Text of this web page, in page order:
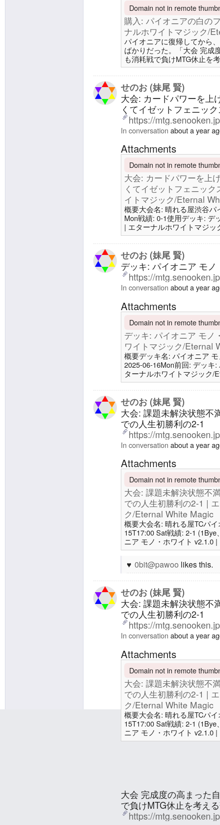
Domain not in remote
購入: パイオニアの白の
ナルホワイトマジック/
パイオニアに復帰してから
ばかりだった。「大会 完成
も消耗戦で負けMTG休止を
マジック/Eternal White
ア環境で標準になった。こ
強いカードと、そのパワー
た。パイオニアの白でめち
せのお (妹尾 賢)
大会: カードパワーを上
くてイゼットフェニッ
https://
In conversation about a year
Attachments
Domain not in remote
大会: カードパワーを上
くてイゼットフェニッ
イトマジック/Eternal
概要大会名: 晴れる屋渋谷パ
Mon戦績: 0-1使用デッキ: デ
| エターナルホワイトマジッ
未解決状態不満デッキで機
仕事の午後半休で帰りに、
き合わ
せのお (妹尾 賢)
デッキ: パイオニア モ
https://
In conversation about a year
Attachments
Domain not in remote
デッキ: パイオニア モ
ワイトマジック/Eternal
概要デッキ名: パイオニア
2025-06-16Mon前回: デッキ
ターナルホワイトマジック/
土地9 平地4 爆発域4 廃墟の
源、ジア
せのお (妹尾 賢)
大会: 課題未解決状態不
での人生初勝利の2-1
https://
In conversation about a year
Attachments
Domain not in remote
大会: 課題未解決状態不
での人生初勝利の2-1 |
ク/Eternal White Magic
概要大会名: 晴れる屋TCパ
15T17:00 Sat戦績: 2-1
ニア モノ・ホワイト v2.1.0
White Magic前回: 大会 完成
も消耗戦で負けMTG休止
マジック/Eternal White
0bit@pawoo likes this.
せのお (妹尾 賢)
大会: 課題未解決状態不
での人生初勝利の2-1
https://
In conversation about a year
Attachments
Domain not in remote
大会: 課題未解決状態不
での人生初勝利の2-1 |
ク/Eternal White Magic
概要大会名: 晴れる屋TCパ
15T17:00 Sat戦績: 2-1
ニア モノ・ホワイト v2.1.0
White Magic前回: 大会 完成
大会 完成度の高まった
で負けMTG休止を考え
https://